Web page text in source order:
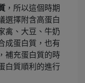
，所以這個時期
選擇附含高蛋白
禽、大豆、牛奶
成蛋白質，也有
補充蛋白質的時
白質順利的進行